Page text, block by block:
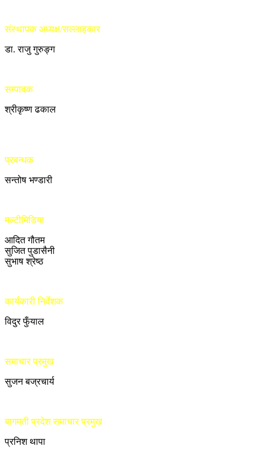
संस्थापक अध्यक्ष/सल्लाहकार
डा. राजु गुरुङ्ग
सम्पादक
श्रीकृष्ण ढकाल
प्रबन्धक
सन्तोष भण्डारी
मल्टीमिडिया
आदित गौतम
सुजित पुडासैनी
सुभाष श्रेष्ठ
कार्यकारी निर्देशक
विदुर फुँयाल
समाचार प्रमुख
सुजन बज्रचार्य
बागमती प्रदेश समाचार प्रमुख
प्रनिश थापा